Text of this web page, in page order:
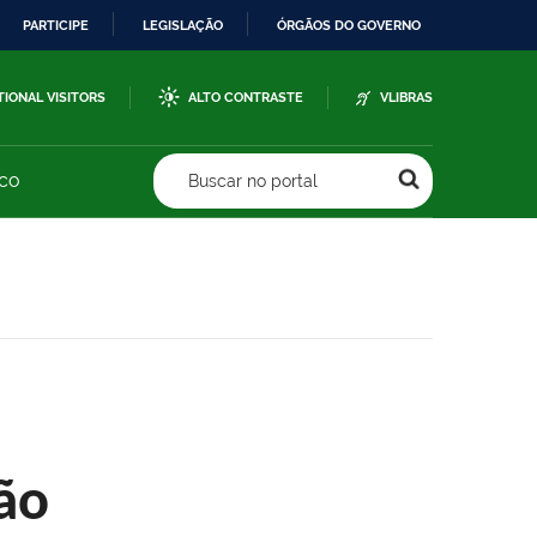
PARTICIPE LEGISLAÇÃO ÓRGÃOS DO GOVERNO
VISITORS ALTO CONTRASTE VLIBRAS
Buscar no portal